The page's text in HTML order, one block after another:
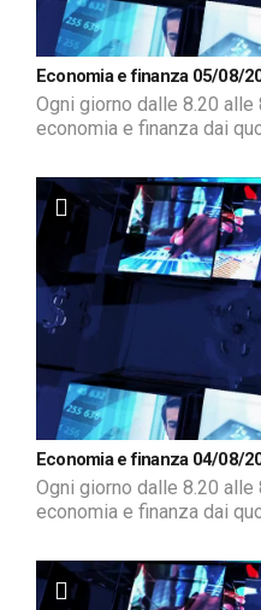
Economia e finanza 05/08/
Ogni giorno dalle 8.20
economia e finanza dai
Economia e finanza 04/08/
Ogni giorno dalle 8.20
economia e finanza dai